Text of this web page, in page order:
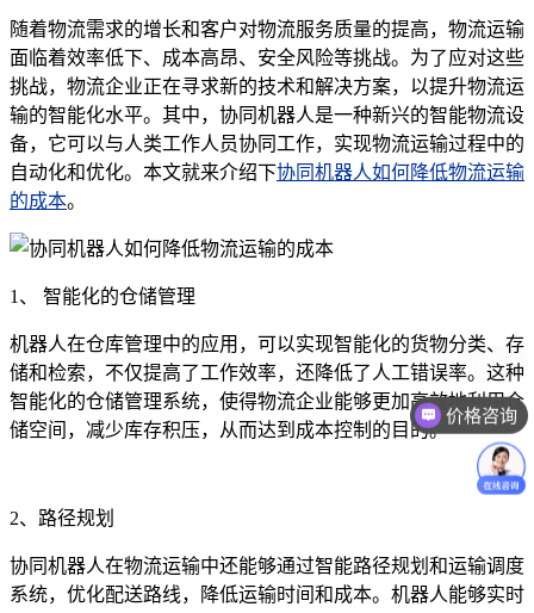
随着物流需求的增长和客户对物流服务质量的提高，物流运输
面临着效率低下、成本高昂、安全风险等挑战。为了应对这些
挑战，物流企业正在寻求新的技术和解决方案，以提升物流运
输的智能化水平。其中，协同机器人是一种新兴的智能物流设
备，它可以与人类工作人员协同工作，实现物流运输过程中的
自动化和优化。本文就来介绍下协同机器人如何降低物流运输
的成本。
1、 智能化的仓储管理
机器人在仓库管理中的应用，可以实现智能化的货物分类、存
储和检索，不仅提高了工作效率，还降低了人工错误率。这种
智能化的仓储管理系统，使得物流企业能够更加高效地利用仓
储空间，减少库存积压，从而达到成本控制的目的。
2、路径规划
协同机器人在物流运输中还能够通过智能路径规划和运输调度
系统，优化配送路线，降低运输时间和成本。机器人能够实时
价格咨询